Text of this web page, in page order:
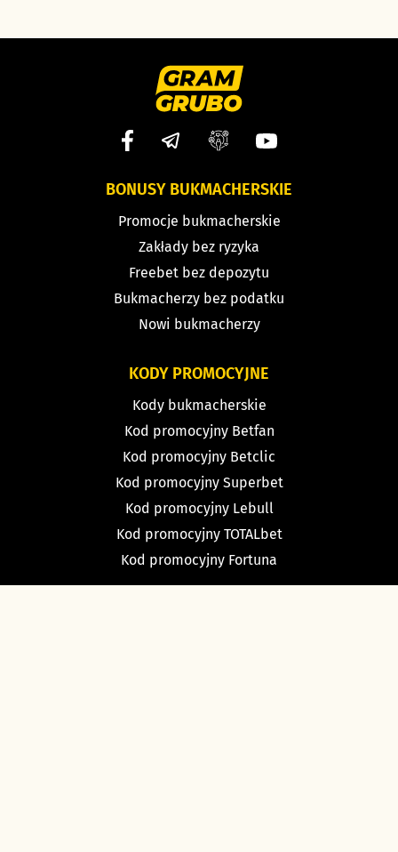
BONUSY BUKMACHERSKIE
Promocje bukmacherskie
Zakłady bez ryzyka
Freebet bez depozytu
Bukmacherzy bez podatku
Nowi bukmacherzy
KODY PROMOCYJNE
Kody bukmacherskie
Kod promocyjny Betfan
Kod promocyjny Betclic
Kod promocyjny Superbet
Kod promocyjny Lebull
Kod promocyjny TOTALbet
Kod promocyjny Fortuna